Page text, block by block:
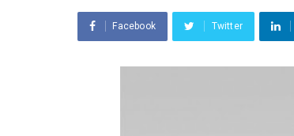
Facebook Twitter